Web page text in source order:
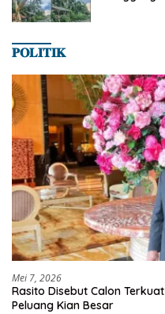
𝐏𝐎𝐋𝐈𝐓𝐈𝐊
Mei 7, 2026
Rasito Disebut Calon
Peluang Kian Besar